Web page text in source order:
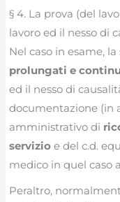
§ 4. La prova (del
lavoro ed il nesso di
Nel caso in esame,
prolungati e
ed il nesso di
documentazione (in
amministrativo di
servizio e del c.d.
medico in quel caso
Peraltro,